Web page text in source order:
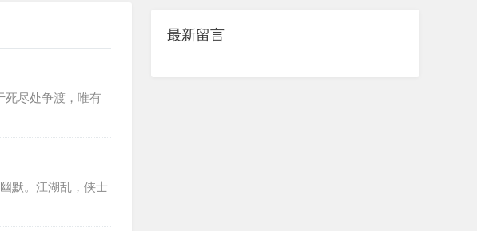
死尽处争渡，唯有
默。江湖乱，侠士
最新留言